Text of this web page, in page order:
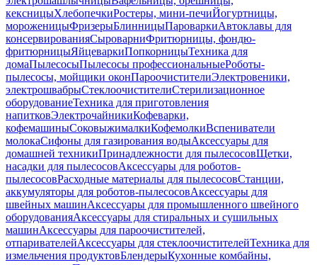
кексницыХлебопечкиРостеры, мини-печиЙогуртницы,
мороженицыФризерыБлинницыПароваркиАвтоклавы для
консервированияСыроварниФритюрницы, фондю-
фритюрницыЯйцеваркиПопкорницыТехника для
домаПылесосыПылесосы профессиональныеРоботы-
пылесосы, мойщики оконПароочистителиЭлектровеники,
электрошвабрыСтеклоочистителиСтерилизационное
оборудованиеТехника для приготовления
напитковЭлектрочайникиКофеварки,
кофемашиныСоковыжималкиКофемолкиВспениватели
молокаСифоны для газирования водыАксессуары для
домашней техникиПринадлежности для пылесосовЩетки,
насадки для пылесосовАксессуары для роботов-
пылесосовРасходные материалы для пылесосовСтанции,
аккумуляторы для роботов-пылесосовАксессуары для
швейных машинАксессуары для промышленного швейного
оборудованияАксессуары для стиральных и сушильных
машинАксессуары для пароочистителей,
отпаривателейАксессуары для стеклоочистителейТехника для
измельчения продуктовБлендерыКухонные комбайны,